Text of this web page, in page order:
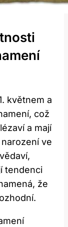
květnem a
což
a mají
ve
tendenci
že